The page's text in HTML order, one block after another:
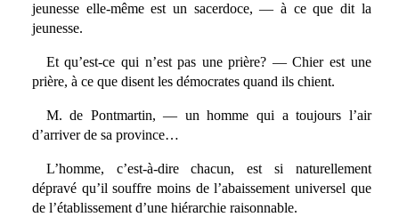
jeunesse elle-même est un sacerdoce, — à ce que dit la
jeunesse.
Et qu’est-ce qui n’est pas une prière? — Chier est une
prière, à ce que disent les démocrates quand ils chient.
M. de Pontmartin, — un homme qui a toujours l’air
d’arriver de sa province…
L’homme, c’est-à-dire chacun, est si naturellement
dépravé qu’il souffre moins de l’abaissement universel que
de l’établissement d’une hiérarchie raisonnable.